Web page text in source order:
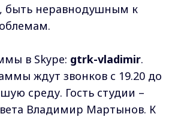
быть неравнодушным к
в Skype: gtrk-vladimir.
ждут звонков с 19.20 до
среду. Гость студии –
Владимир Мартынов. К